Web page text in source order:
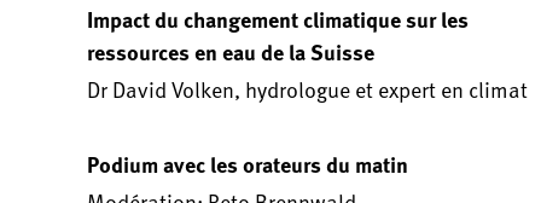
Impact du changement climatique sur les
ressources en eau de la Suisse
Dr David Volken, hydrologue et expert en climat
Podium avec les orateurs du matin